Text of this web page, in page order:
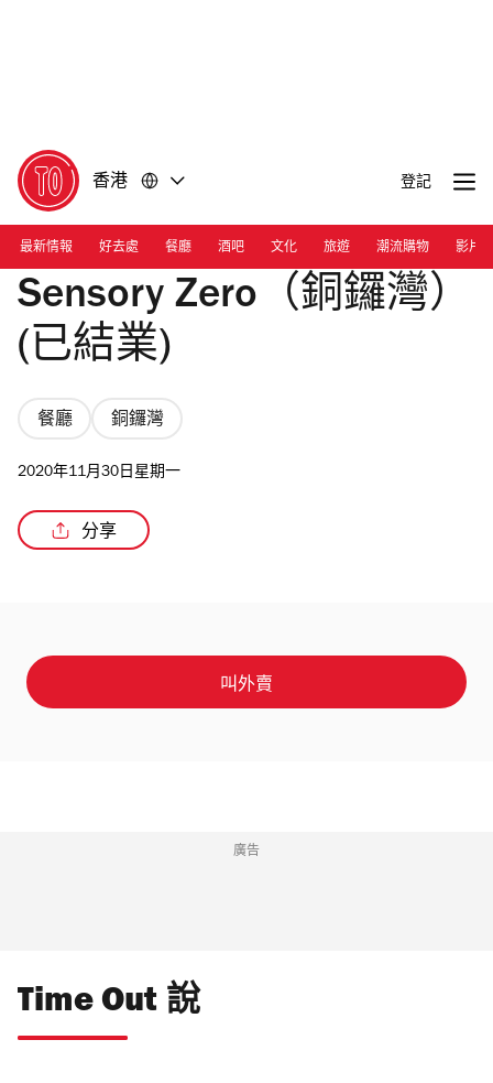
香港 登記
最新情報 好去處 餐廳 酒吧 文化 旅遊 潮流購物 影片
Sensory Zero（銅鑼灣）
(已結業)
餐廳 銅鑼灣
2020年11月30日星期一
分享
叫外賣
廣告
Time Out 說